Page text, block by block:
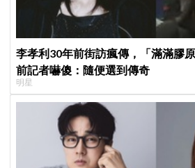
李孝利30年前街訪瘋傳，「滿滿膠
前記者嚇傻：隨便選到傳奇
明星